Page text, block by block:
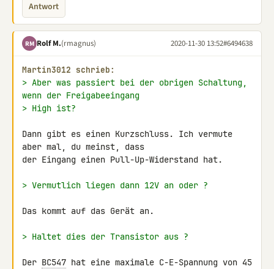
Antwort
RM Rolf M.(rmagnus) 2020-11-30 13:52#6494638
Martin3012 schrieb:
> Aber was passiert bei der obrigen Schaltung,
wenn der Freigabeeingang
> High ist?
Dann gibt es einen Kurzschluss. Ich vermute
aber mal, du meinst, dass
der Eingang einen Pull-Up-Widerstand hat.
> Vermutlich liegen dann 12V an oder ?
Das kommt auf das Gerät an.
> Haltet dies der Transistor aus ?
Der BC547 hat eine maximale C-E-Spannung von 45